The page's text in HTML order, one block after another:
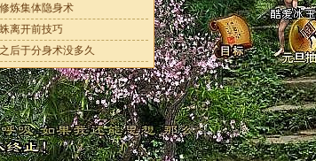
炼集体隐身术
离开前技巧
后于分身术没多久